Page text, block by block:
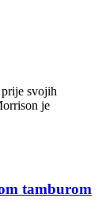
svojih
je
tamburom